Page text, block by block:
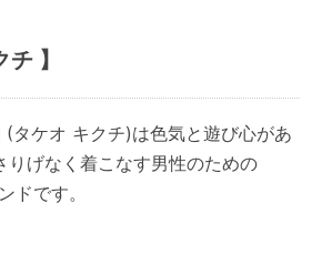
】
(タケオ キクチ)は色気と遊び心があ
りげなく着こなす男性のための
ドです。